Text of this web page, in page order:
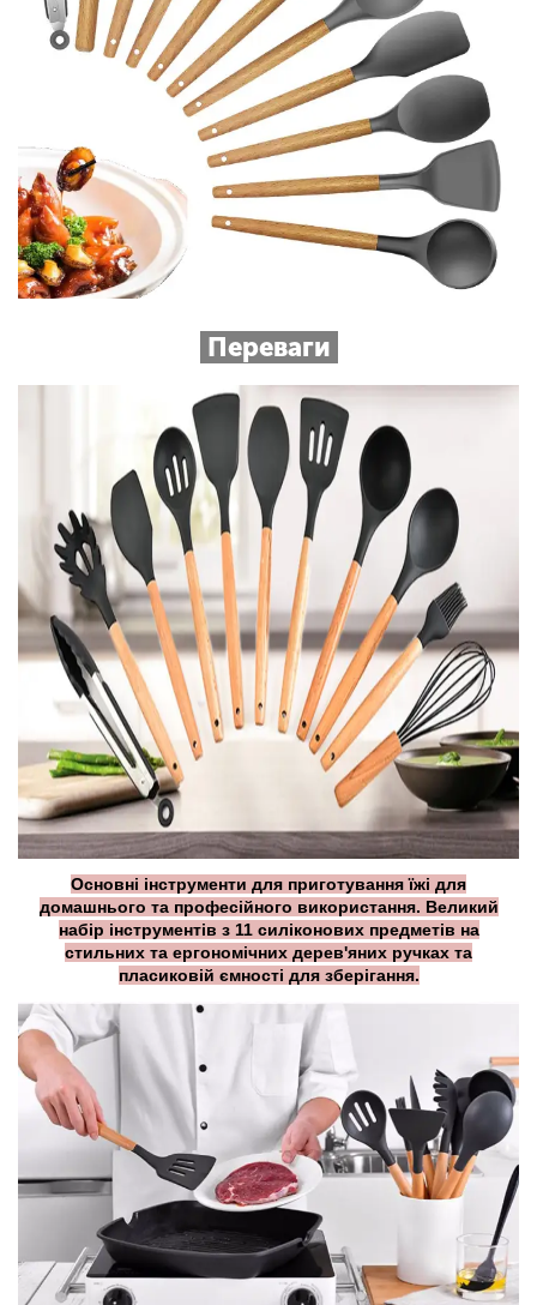
Переваги
Основні інструменти для приготування їжі для
домашнього та професійного використання. Великий
набір інструментів з 11 силіконових предметів на
стильних та ергономічних дерев'яних ручках та
пласиковій ємності для зберігання.